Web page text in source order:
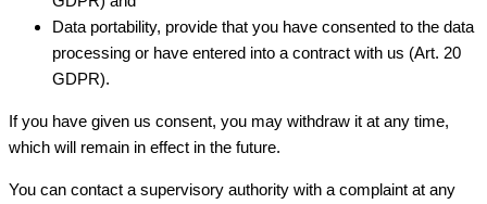
Data portability, provide that you have consented to the data
processing or have entered into a contract with us (Art. 20
GDPR).
If you have given us consent, you may withdraw it at any time,
which will remain in effect in the future.
You can contact a supervisory authority with a complaint at any